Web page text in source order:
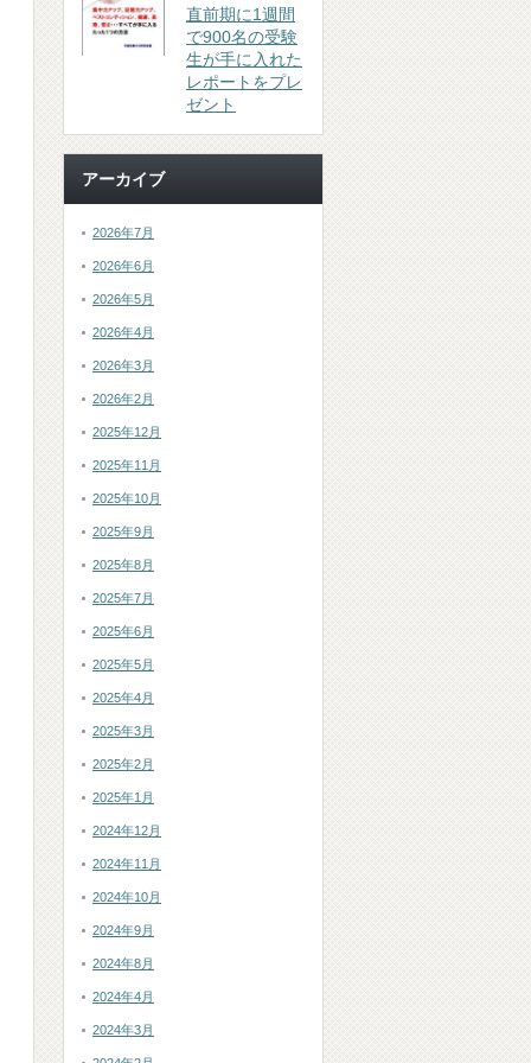
直前期に1週間
で900名の受験
生が手に入れた
レポートをプレ
ゼント
アーカイブ
2026年7月
2026年6月
2026年5月
2026年4月
2026年3月
2026年2月
2025年12月
2025年11月
2025年10月
2025年9月
2025年8月
2025年7月
2025年6月
2025年5月
2025年4月
2025年3月
2025年2月
2025年1月
2024年12月
2024年11月
2024年10月
2024年9月
2024年8月
2024年4月
2024年3月